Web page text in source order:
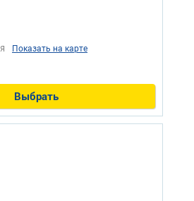
Показать на карте
Выбрать